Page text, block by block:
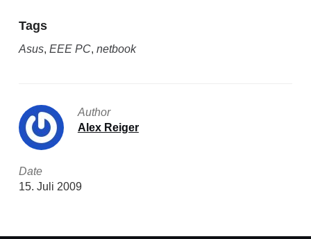
Tags
Asus, EEE PC, netbook
Author
Alex Reiger
Date
15. Juli 2009